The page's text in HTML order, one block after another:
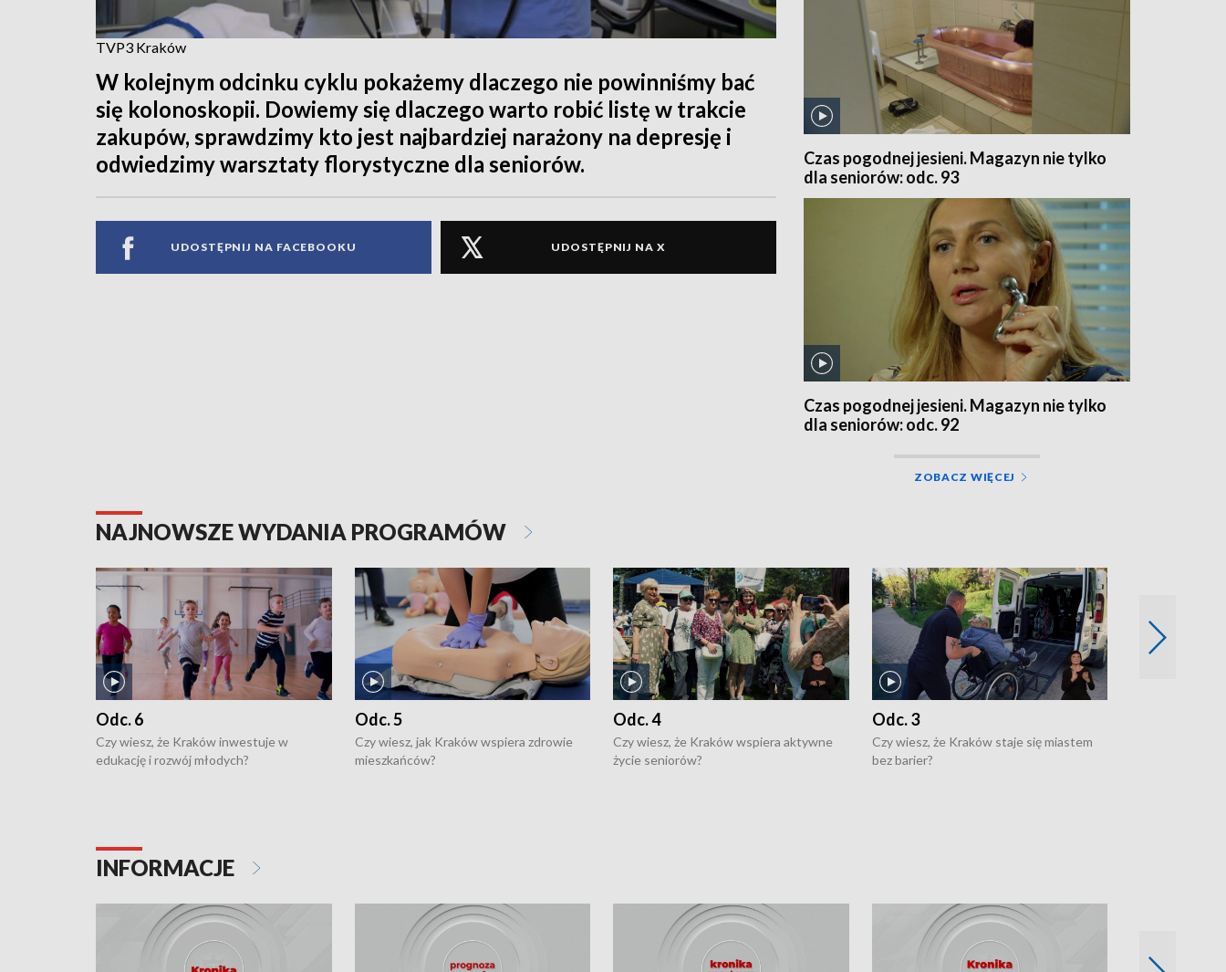
TVP3 Kraków
W kolejnym odcinku cyklu pokażemy dlaczego nie powinniśmy bać
się kolonoskopii. Dowiemy się dlaczego warto robić listę w trakcie
zakupów, sprawdzimy kto jest najbardziej narażony na depresję i
odwiedzimy warsztaty florystyczne dla seniorów.
UDOSTĘPNIJ NA FACEBOOKU UDOSTĘPNIJ NA X
Czas pogodnej jesieni. Magazyn nie tylko
dla seniorów: odc. 93
Czas pogodnej jesieni. Magazyn nie tylko
dla seniorów: odc. 92
ZOBACZ WIĘCEJ
NAJNOWSZE WYDANIA PROGRAMÓW
Odc. 6
Czy wiesz, że Kraków inwestuje w
edukację i rozwój młodych?
Odc. 5
Czy wiesz, jak Kraków wspiera zdrowie
mieszkańców?
Odc. 4
Czy wiesz, że Kraków wspiera aktywne
życie seniorów?
Odc. 3
Czy wiesz, że Kraków staje się miastem
bez barier?
INFORMACJE